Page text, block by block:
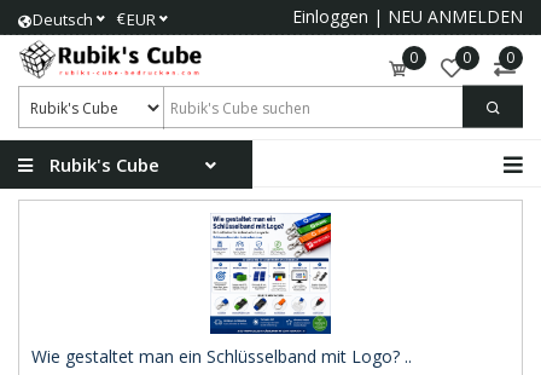
Deutsch €EUR Einloggen | NEU ANMELDEN
0 0 0
Rubik's Cube
Wie gestaltet man ein Schlüsselband mit Logo? ..